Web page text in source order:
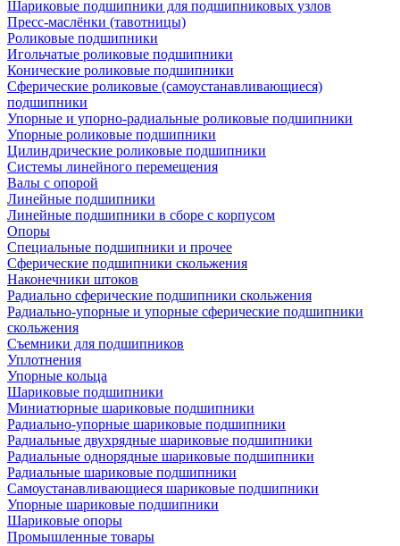
Шариковые подшипники для подшипниковых узлов
Пресс-маслёнки (тавотницы)
Роликовые подшипники
Игольчатые роликовые подшипники
Конические роликовые подшипники
Сферические роликовые (самоустанавливающиеся)
подшипники
Упорные и упорно-радиальные роликовые подшипники
Упорные роликовые подшипники
Цилиндрические роликовые подшипники
Системы линейного перемещения
Валы с опорой
Линейные подшипники
Линейные подшипники в сборе с корпусом
Опоры
Специальные подшипники и прочее
Сферические подшипники скольжения
Наконечники штоков
Радиально сферические подшипники скольжения
Радиально-упорные и упорные сферические подшипники
скольжения
Съемники для подшипников
Уплотнения
Упорные кольца
Шариковые подшипники
Миниатюрные шариковые подшипники
Радиально-упорные шариковые подшипники
Радиальные двухрядные шариковые подшипники
Радиальные однорядные шариковые подшипники
Радиальные шариковые подшипники
Самоустанавливающиеся шариковые подшипники
Упорные шариковые подшипники
Шариковые опоры
Промышленные товары